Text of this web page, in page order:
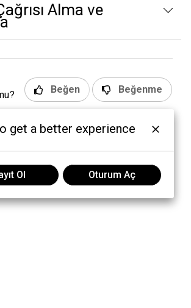
Alma ve
Beğen Beğenme
get a better experience
Ol Oturum Aç